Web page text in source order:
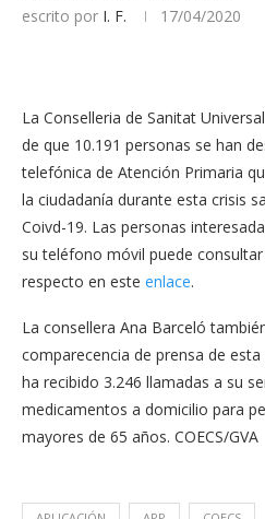
escrito por I. F. 17/04/2020
La Conselleria de Sanitat
de que 10.191 personas se han
telefónica de Atención Primaria
la ciudadanía durante esta crisis
Coivd-19. Las personas
su teléfono móvil puede
respecto en este enlace.
La consellera Ana Barceló
comparecencia de prensa de
ha recibido 3.246 llamadas a su
medicamentos a domicilio para
mayores de 65 años. COECS/GVA